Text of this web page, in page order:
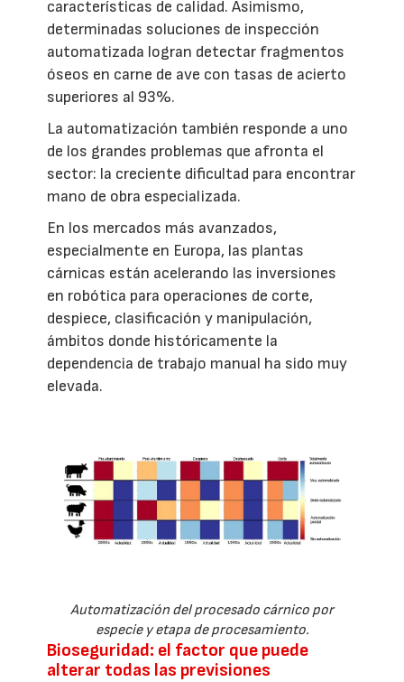
características de calidad. Asimismo,
determinadas soluciones de inspección
automatizada logran detectar fragmentos
óseos en carne de ave con tasas de acierto
superiores al 93%.
La automatización también responde a uno
de los grandes problemas que afronta el
sector: la creciente dificultad para encontrar
mano de obra especializada.
En los mercados más avanzados,
especialmente en Europa, las plantas
cárnicas están acelerando las inversiones
en robótica para operaciones de corte,
despiece, clasificación y manipulación,
ámbitos donde históricamente la
dependencia de trabajo manual ha sido muy
elevada.
Automatización del procesado cárnico por
especie y etapa de procesamiento.
Bioseguridad: el factor que puede
alterar todas las previsiones